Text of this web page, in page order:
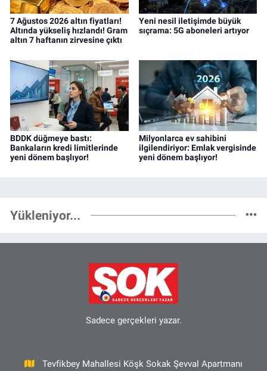
7 Ağustos 2026 altın fiyatları!
Altında yükseliş hızlandı! Gram
altın 7 haftanın zirvesine çıktı
Yeni nesil iletişimde büyük
sıçrama: 5G aboneleri artıyor
BDDK düğmeye bastı:
Bankaların kredi limitlerinde
yeni dönem başlıyor!
Milyonlarca ev sahibini
ilgilendiriyor: Emlak vergisinde
yeni dönem başlıyor!
Yükleniyor...
Sadece gerçekleri yazar.
Tevfikbey Mahallesi Köşk Sokak Şevval Apartmanı